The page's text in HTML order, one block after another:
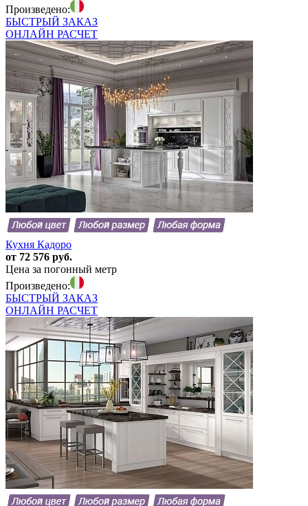
Произведено:
БЫСТРЫЙ ЗАКАЗ
ОНЛАЙН РАСЧЕТ
Кухня Кадоро
от 72 576 руб.
Цена за погонный метр
Произведено:
БЫСТРЫЙ ЗАКАЗ
ОНЛАЙН РАСЧЕТ